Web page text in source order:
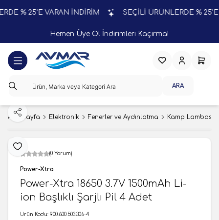
% 25'E VARAN İNDİRİM SEÇİLİ ÜRÜNLERDE % 25'E
Hemen Üye Ol İndirimleri Kaçırma!
ARA
FavorilerimHesabım
Ana Sayfa Elektronik Fenerler ve Aydınlatma Kamp Lambası
Favoriye Ekle
Paylaş
(0 Yorum)
Power-Xtra
Power-Xtra 18650 3.7V 1500mAh Li-
ion Başlıklı Şarjlı Pil 4 Adet
Ürün Kodu: 900.600.503.306-4